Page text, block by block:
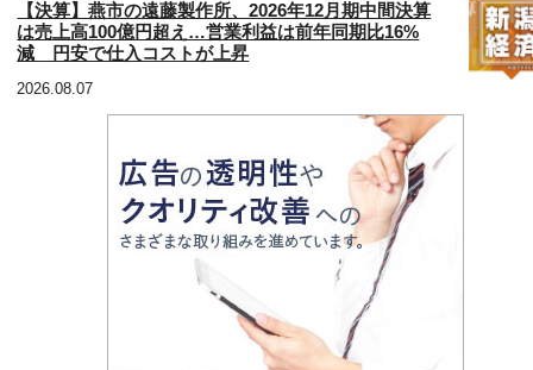
【決算】燕市の遠藤製作所、2026年12月期中間決算
は売上高100億円超え…営業利益は前年同期比16%
減 円安で仕入コストが上昇
2026.08.07